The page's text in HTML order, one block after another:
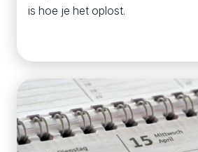
is hoe je het oplost.